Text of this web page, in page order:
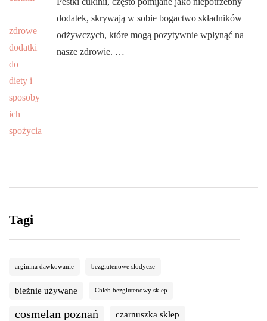
dodatek, skrywają w sobie bogactwo składników
odżywczych, które mogą pozytywnie wpłynąć na
nasze zdrowie. …
Tagi
arginina dawkowanie bezglutenowe słodycze
bieżnie używane Chleb bezglutenowy sklep
cosmelan poznań czarnuszka sklep